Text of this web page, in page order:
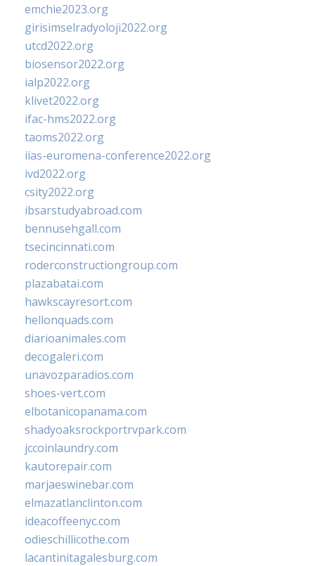
emchie2023.org
girisimselradyoloji2022.org
utcd2022.org
biosensor2022.org
ialp2022.org
klivet2022.org
ifac-hms2022.org
taoms2022.org
iias-euromena-conference2022.org
ivd2022.org
csity2022.org
ibsarstudyabroad.com
bennusehgall.com
tsecincinnati.com
roderconstructiongroup.com
plazabatai.com
hawkscayresort.com
hellonquads.com
diarioanimales.com
decogaleri.com
unavozparadios.com
shoes-vert.com
elbotanicopanama.com
shadyoaksrockportrvpark.com
jccoinlaundry.com
kautorepair.com
marjaeswinebar.com
elmazatlanclinton.com
ideacoffeenyc.com
odieschillicothe.com
lacantinitagalesburg.com